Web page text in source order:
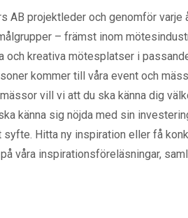
AB projektleder och genomför
– främst inom
och kreativa mötesplatser i
kommer till våra event och
vill vi att du ska känna dig
känna sig nöjda med sin
syfte. Hitta ny inspiration eller få
våra inspirationsföreläsningar,